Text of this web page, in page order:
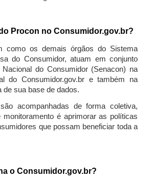
Procon no Consumidor.gov.br?
como os demais órgãos do Sistema
do Consumidor, atuam em conjunto
do Consumidor (Senacon) na
do Consumidor.gov.br e também na
de sua base de dados.
acompanhadas de forma coletiva,
é aprimorar as políticas
que possam beneficiar toda a
o Consumidor.gov.br?